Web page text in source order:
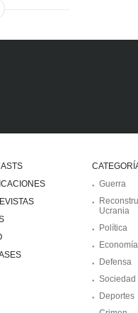
Guerra
Ucrania
Política
Economía
Defensa
Sociedad
Deportes